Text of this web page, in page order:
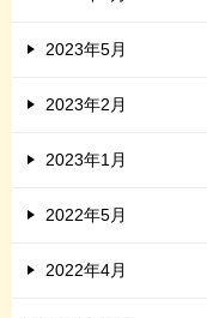
2023年5月
2023年2月
2023年1月
2022年5月
2022年4月